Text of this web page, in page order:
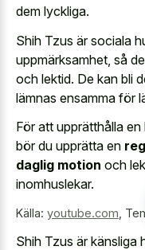
dem lyckliga.
Shih Tzus är sociala
uppmärksamhet, så
och lektid. De kan bli
lämnas ensamma för
För att upprätthålla
bör du upprätta en
daglig motion och
inomhuslekar.
Källa: youtube.com,
Shih Tzus är känsliga